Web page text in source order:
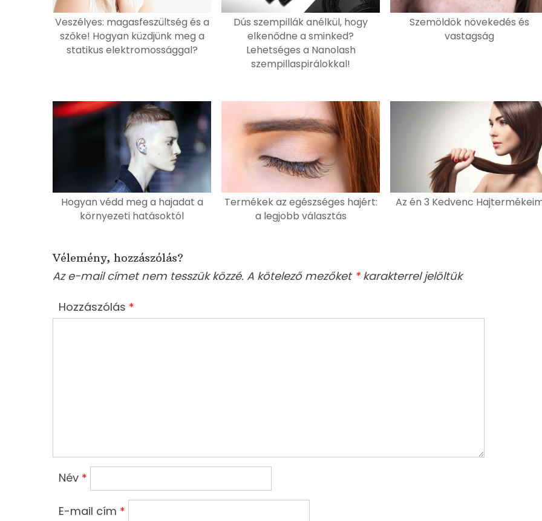
Veszélyes: magasfeszültség és a
szőke! Hogyan küzdjünk meg a
statikus elektromossággal?
Dús szempillák anélkül, hogy
elkenődne a sminked?
Lehetséges a Nanolash
szempillaspirálokkal!
Szemöldök növekedés és
vastagság
Hogyan védd meg a hajadat a
környezeti hatásoktól
Termékek az egészséges hajért:
a legjobb választás
Az én 3 Kedvenc
Vélemény, hozzászólás?
Az e-mail címet nem tesszük közzé. A kötelező mezőket *karakterrel jelöltük
Hozzászólás *
Név *
E-mail cím *